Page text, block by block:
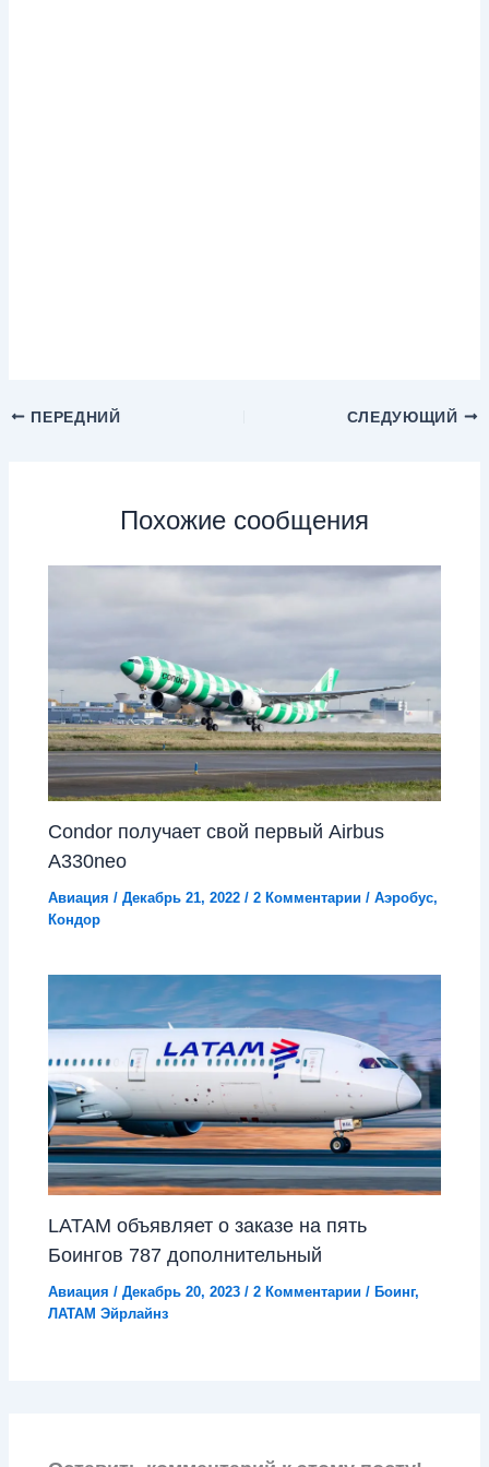
ПЕРЕДНИЙ СЛЕДУЮЩИЙ
Похожие сообщения
Condor получает свой первый Airbus
A330neo
Авиация /Декабрь 21, 2022/2 Комментарии /Аэробус,
Кондор
LATAM объявляет о заказе на пять
Боингов 787 дополнительный
Авиация /Декабрь 20, 2023/2 Комментарии / Боинг,
ЛАТАМ Эйрлайнз